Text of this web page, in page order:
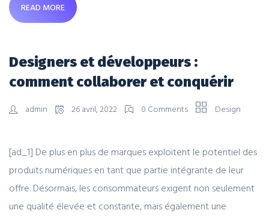
READ MORE
Designers et développeurs :
comment collaborer et conquérir
admin 26 avril, 2022 0 Comments Design
[ad_1] De plus en plus de marques exploitent le potentiel des
produits numériques en tant que partie intégrante de leur
offre. Désormais, les consommateurs exigent non seulement
une qualité élevée et constante, mais également une